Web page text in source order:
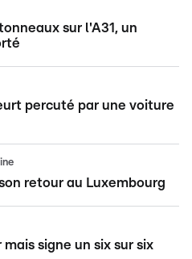
sur l'A31, un
percuté par une voiture
retour au Luxembourg
signe un six sur six